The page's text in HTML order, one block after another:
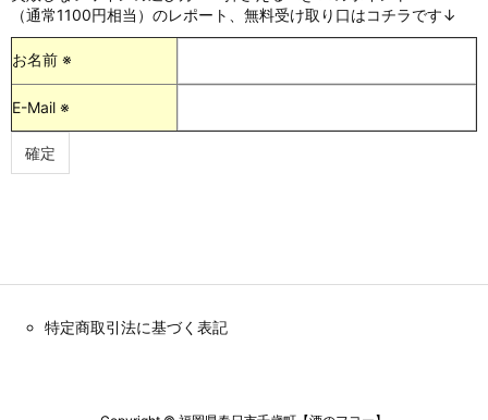
（通常1100円相当）のレポート、無料受け取り口はコチラです↓
お名前 ※
E-Mail ※
特定商取引法に基づく表記